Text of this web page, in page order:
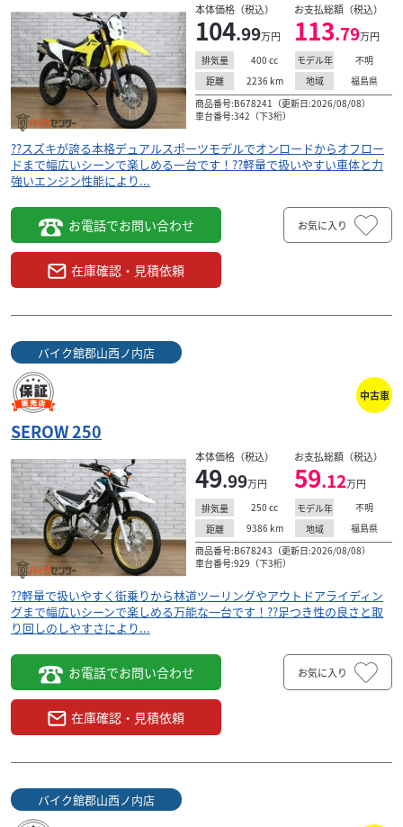
本体価格（税込）
104.99万円
お支払総額（税込）
113.79万円
排気量 400 cc モデル年
不明
距離
2236 km 地域
福島県
商品番号:B678241（更新日:2026/08/08）
車台番号:342（下3桁）
??スズキが誇る本格デュアルスポーツモデルでオンロードからオフロー
ドまで幅広いシーンで楽しめる一台です！??軽量で扱いやすい車体と力
強いエンジン性能により...
お電話でお問い合わせ
在庫確認・見積依頼
お気に入り
バイク館郡山西ノ内店
中古車
SEROW 250
本体価格（税込）
49.99万円
お支払総額（税込）
59.12万円
排気量 250 cc モデル年
不明
距離
9386 km 地域
福島県
商品番号:B678243（更新日:2026/08/08）
車台番号:929（下3桁）
??軽量で扱いやすく街乗りから林道ツーリングやアウトドアライディン
グまで幅広いシーンで楽しめる万能な一台です！??足つき性の良さと取
り回しのしやすさにより...
お電話でお問い合わせ
在庫確認・見積依頼
お気に入り
バイク館郡山西ノ内店